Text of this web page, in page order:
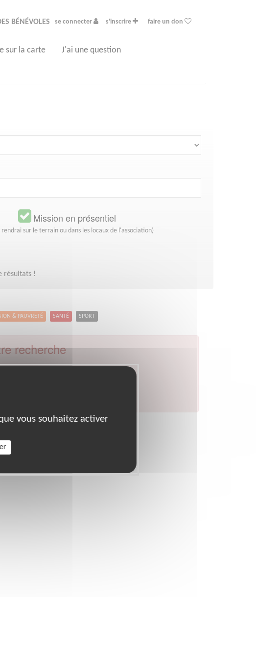
BÉNÉVOLES se connecter s'inscrire faire un don
sur la carte J'ai une question
Mission en présentiel
rendrai sur le terrain ou dans les locaux de l'association)
résultats !
& PAUVRETÉ SANTÉ SPORT
recherche
postal par celui de votre département.
vous souhaitez activer